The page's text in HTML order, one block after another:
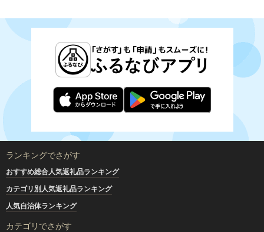
ランキングでさがす
おすすめ総合人気返礼品ランキング
カテゴリ別人気返礼品ランキング
人気自治体ランキング
カテゴリでさがす